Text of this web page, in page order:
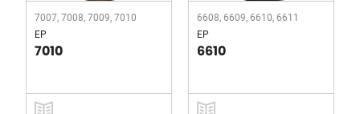
7007, 7008, 7009, 7010
EP
7010
6608, 6609, 6610, 6611
EP
6610